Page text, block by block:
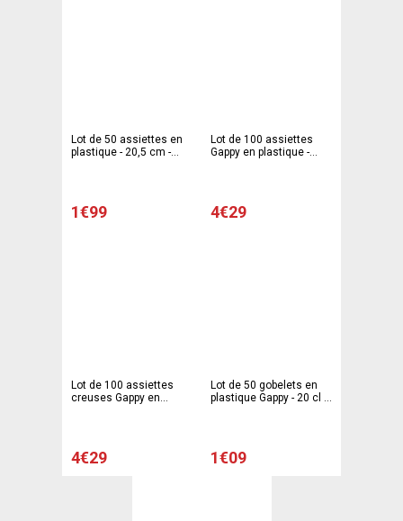
Lot de 50 assiettes en
plastique - 20,5 cm -
1€99
Lot de 100 assiettes
Gappy en plastique -
4€29
Lot de 100 assiettes
creuses Gappy en
4€29
Lot de 50 gobelets en
plastique Gappy - 20 cl -
1€09